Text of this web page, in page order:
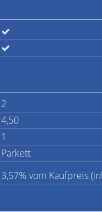
2
4,50
1
Parkett
3,57% vom Kaufpreis